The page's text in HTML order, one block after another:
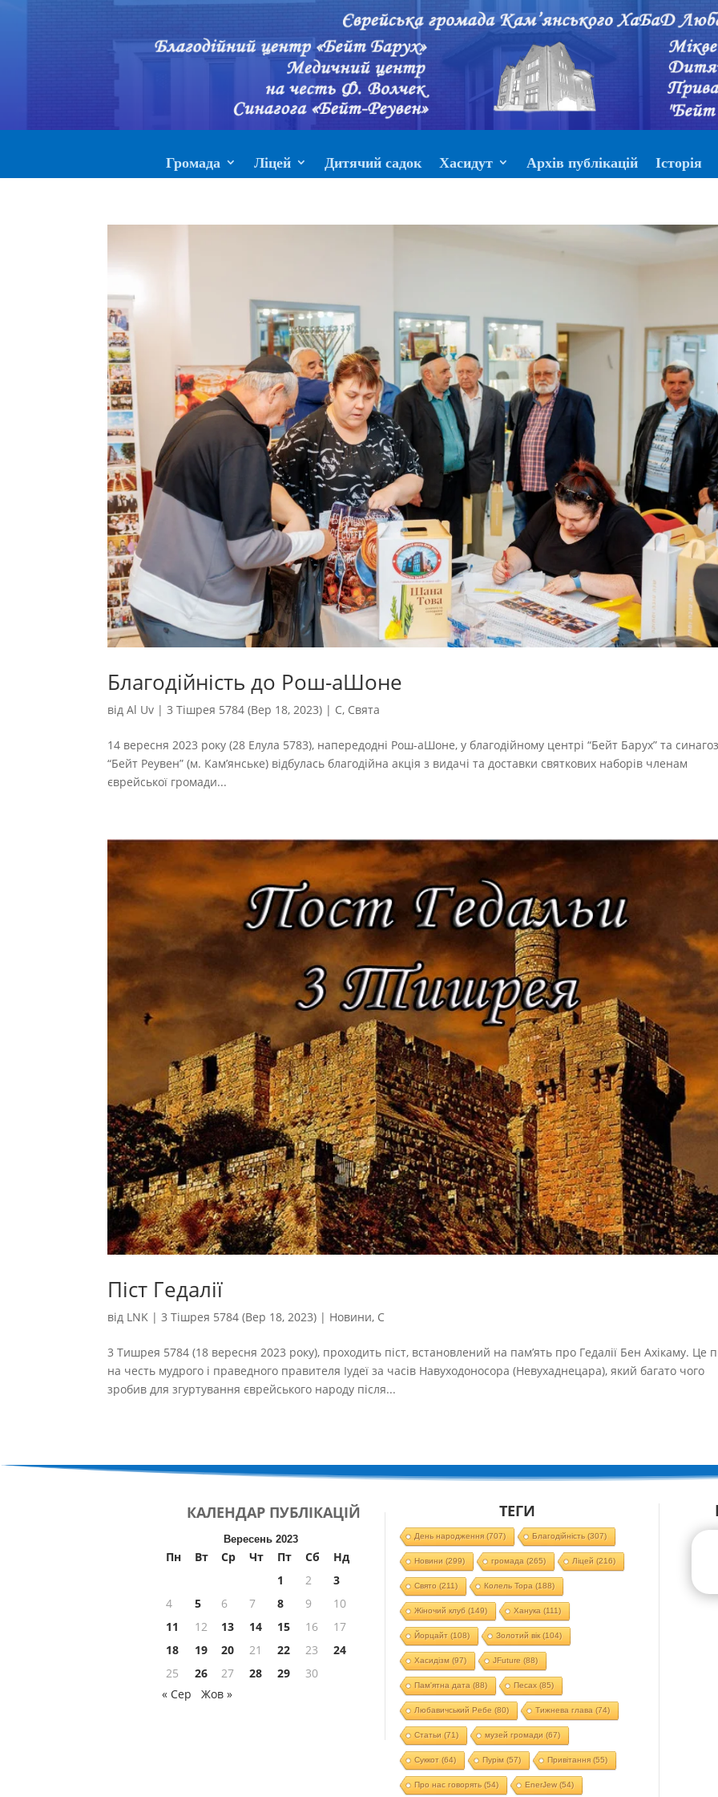
Громада Ліцей Дитячий садок Хасидут Архів публікацій Історія
Благодійність до Рош-аШоне
відAl Uv |3 Тішрея 5784 (Вер 18, 2023) | С, Свята
14 вересня 2023 року (28 Елула 5783), напередодні Рош-аШоне, у благодійному центрі “Бейт Барух” та
“Бейт Реувен” (м. Кам’янське) відбулась благодійна акція з видачі та доставки святкових наборів членам
єврейської громади...
Піст Гедалії
від LNK |3 Тішрея 5784 (Вер 18, 2023) | Новини, С
3 Тишрея 5784 (18 вересня 2023 року), проходить піст, встановлений на пам’ять про Гедалії Бен Ахікаму. Це
на честь мудрого і праведного правителя Іудеї за часів Навуходоносора (Невухаднецара), який багато чого
зробив для згуртування єврейського народу після...
КАЛЕНДАР ПУБЛІКАЦІЙ
Вересень 2023
Пн Вт Ср Чт Пт Сб
Нд
1
2
3
4
5 6 7 8 9
10
11
12 13 14 15 16
17
18
19 20 21 22 23
24
25
26 27 28 29
30
« Сер
Жов »
ТЕГИ
День народження(707) Благодійність (307)
Новини (299) громада (265) Ліцей (216)
Свято (211) Колель Тора (188)
Жіночий клуб (149) Ханука (111)
Йорцайт (108) Золотий вік(104)
Хасидізм (97) JFuture (88)
Пам'ятна дата (88) Песах(85)
Любавичський Ребе (80) Тижнева глава (74)
Статьи (71) музей громади (67)
Суккот (64) Пурім (57) Привітання(55)
Про нас говорять (54) EnerJew(54)